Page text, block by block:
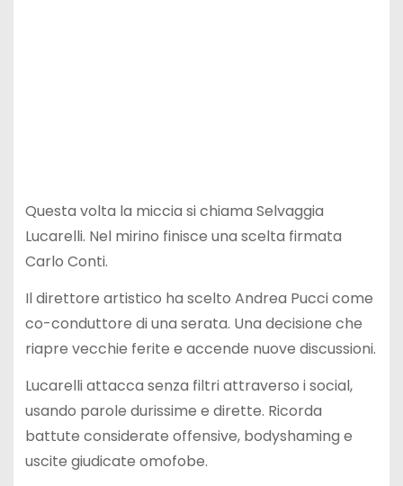
Questa volta la miccia si chiama Selvaggia
Lucarelli. Nel mirino finisce una scelta firmata
Carlo Conti.
Il direttore artistico ha scelto Andrea Puccicome
co-conduttore di una serata. Una decisione che
riapre vecchie ferite e accende nuove discussioni.
Lucarelli attacca senza filtri attraverso i social,
usando parole durissime e dirette. Ricorda
battute considerate offensive, bodyshaming e
uscite giudicate omofobe.